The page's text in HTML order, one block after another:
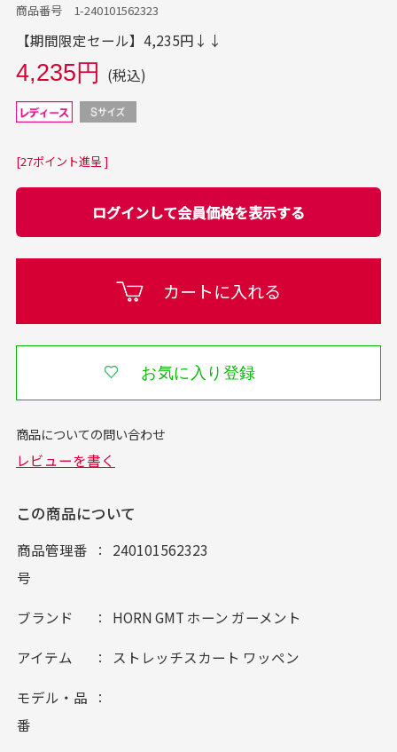
商品番号 1-240101562323
【期間限定セール】4,235円↓↓
4,235円 (税込)
[27ポイント進呈 ]
ログインして会員価格を表示する
カートに入れる
お気に入り登録
この商品について
商品管理番
号
240101562323
ブランド HORN GMT ホーン ガーメント
アイテム ストレッチスカート ワッペン
モデル・品
番